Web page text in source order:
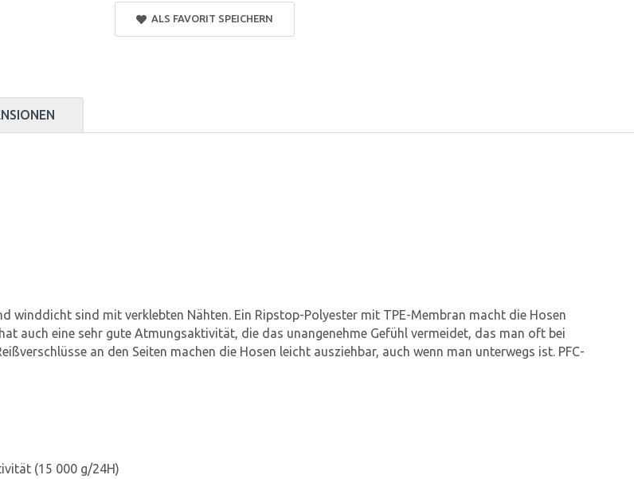
ALS FAVORIT SPEICHERN
winddicht sind mit verklebten Nähten. Ein Ripstop-Polyester mit TPE-Membran macht die Hosen
auch eine sehr gute Atmungsaktivität, die das unangenehme Gefühl vermeidet, das man oft bei
an den Seiten machen die Hosen leicht ausziehbar, auch wenn man unterwegs ist. PFC-
(15 000 g/24H)